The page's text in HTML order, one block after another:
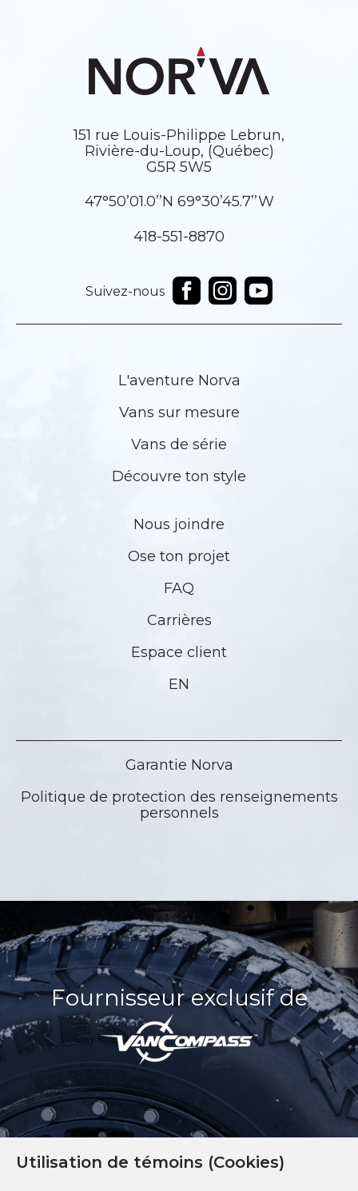
151 rue Louis-Philippe Lebrun,
Rivière-du-Loup, (Québec)
G5R 5W5
47°50’01.0’’N 69°30’45.7’’W
418-551-8870
Suivez-nous
L'aventure Norva
Vans sur mesure
Vans de série
Découvre ton style
Nous joindre
Ose ton projet
FAQ
Carrières
Espace client
EN
Garantie Norva
Politique de protection des renseignements
personnels
Fournisseur exclusif de
Utilisation de témoins (Cookies)